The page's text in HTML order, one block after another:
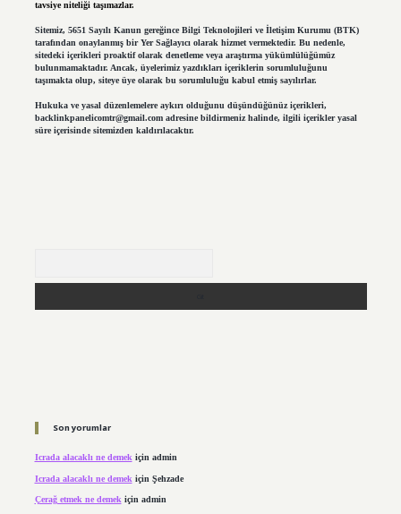
tavsiye niteliği taşımazlar.
Sitemiz, 5651 Sayılı Kanun gereğince Bilgi Teknolojileri ve İletişim Kurumu (BTK)
tarafından onaylanmış bir Yer Sağlayıcı olarak hizmet vermektedir. Bu nedenle,
sitedeki içerikleri proaktif olarak denetleme veya araştırma yükümlülüğümüz
bulunmamaktadır. Ancak, üyelerimiz yazdıkları içeriklerin sorumluluğunu
taşımakta olup, siteye üye olarak bu sorumluluğu kabul etmiş sayılırlar.
Hukuka ve yasal düzenlemelere aykırı olduğunu düşündüğünüz içerikleri,
backlinkpanelicomtr@gmail.comadresine bildirmeniz halinde, ilgili içerikler yasal
süre içerisinde sitemizden kaldırılacaktır.
Son yorumlar
Icrada alacaklı ne demek için admin
Icrada alacaklı ne demek için Şehzade
Çerağ etmek ne demekiçin admin